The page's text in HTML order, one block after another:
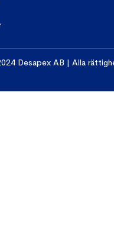
Desapex AB | Alla